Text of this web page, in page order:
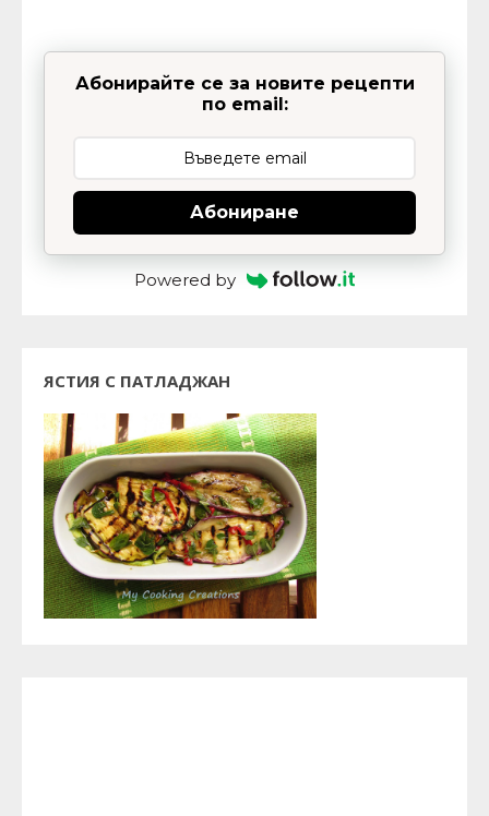
Абонирайте се за новите рецепти
по email:
Абониране
Powered by
ЯСТИЯ С ПАТЛАДЖАН